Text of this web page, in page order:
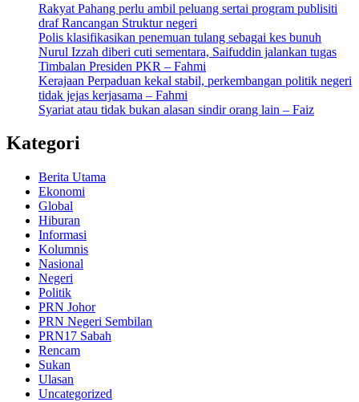
Rakyat Pahang perlu ambil peluang sertai program publisiti
draf Rancangan Struktur negeri
Polis klasifikasikan penemuan tulang sebagai kes bunuh
Nurul Izzah diberi cuti sementara, Saifuddin jalankan tugas
Timbalan Presiden PKR – Fahmi
Kerajaan Perpaduan kekal stabil, perkembangan politik negeri
tidak jejas kerjasama – Fahmi
Syariat atau tidak bukan alasan sindir orang lain – Faiz
Kategori
Berita Utama
Ekonomi
Global
Hiburan
Informasi
Kolumnis
Nasional
Negeri
Politik
PRN Johor
PRN Negeri Sembilan
PRN17 Sabah
Rencam
Sukan
Ulasan
Uncategorized